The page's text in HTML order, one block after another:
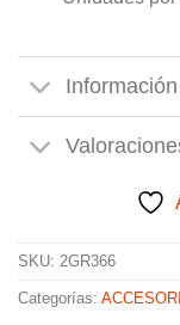
SKU: 2GR366
Categorías: